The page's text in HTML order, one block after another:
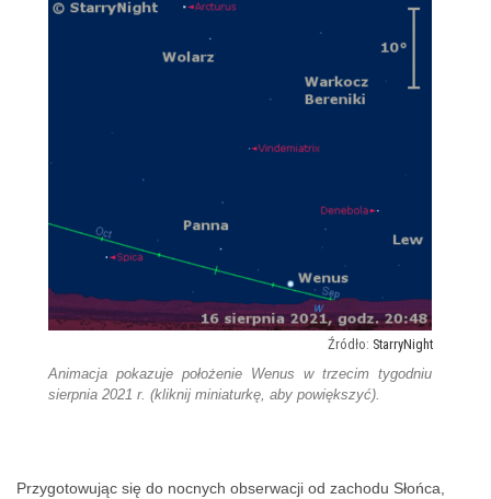
StarryNight
Animacja pokazuje położenie Wenus w trzecim tygodniu
sierpnia 2021 r. (kliknij miniaturkę, aby powiększyć).
Przygotowując się do nocnych obserwacji od zachodu Słońca,